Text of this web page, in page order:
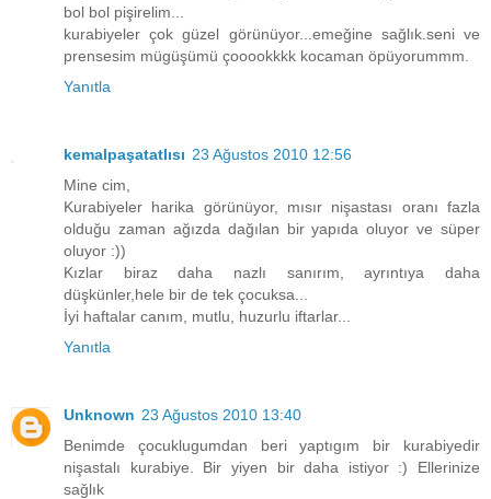
bol bol pişirelim...
kurabiyeler çok güzel görünüyor...emeğine sağlık.seni ve
prensesim mügüşümü çooookkkk kocaman öpüyorummm.
Yanıtla
kemalpaşatatlısı 23 Ağustos 2010 12:56
Mine cim,
Kurabiyeler harika görünüyor, mısır nişastası oranı fazla
olduğu zaman ağızda dağılan bir yapıda oluyor ve süper
oluyor :))
Kızlar biraz daha nazlı sanırım, ayrıntıya daha
düşkünler,hele bir de tek çocuksa...
İyi haftalar canım, mutlu, huzurlu iftarlar...
Yanıtla
Unknown 23 Ağustos 2010 13:40
Benimde çocuklugumdan beri yaptıgım bir kurabiyedir
nişastalı kurabiye. Bir yiyen bir daha istiyor :) Ellerinize
sağlık